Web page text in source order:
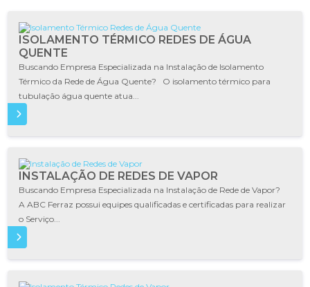
ISOLAMENTO TÉRMICO REDES DE ÁGUA
QUENTE
Buscando Empresa Especializada na Instalação de Isolamento
Térmico da Rede de Água Quente? O isolamento térmico para
tubulação água quente atua...
INSTALAÇÃO DE REDES DE VAPOR
Buscando Empresa Especializada na Instalação de Rede de Vapor?
A ABC Ferraz possui equipes qualificadas e certificadas para realizar
o Serviço...